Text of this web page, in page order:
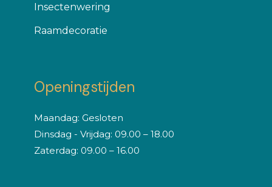
Insectenwering
Raamdecoratie
Openingstijden
Maandag: Gesloten
Dinsdag - Vrijdag: 09.00 – 18.00
Zaterdag: 09.00 – 16.00